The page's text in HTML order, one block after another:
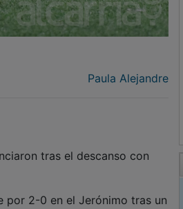
Paula Alejandre
tras el descanso con
por 2-0 en el Jerónimo tras un